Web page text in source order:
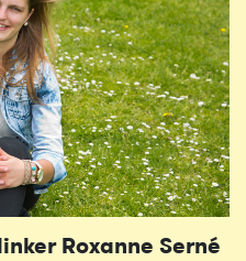
Roxanne Serné